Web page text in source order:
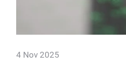
4 Nov 2025